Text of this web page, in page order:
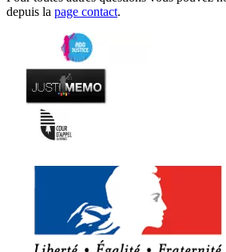
depuis la page contact.